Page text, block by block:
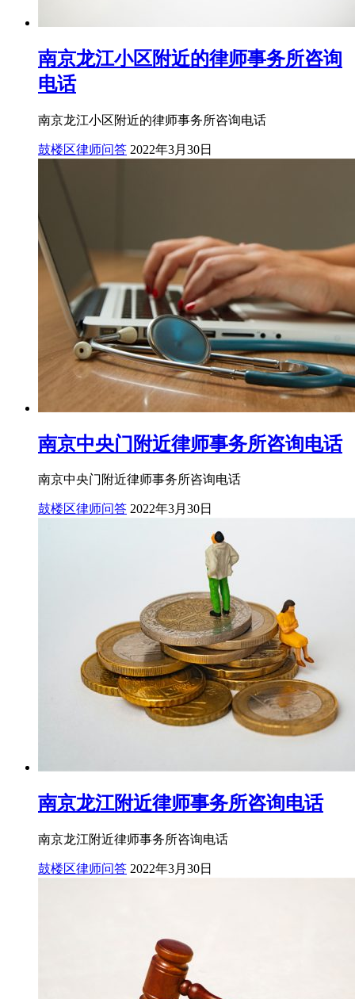
南京龙江小区附近的律师事务所咨询
电话
南京龙江小区附近的律师事务所咨询电话
鼓楼区律师问答 2022年3月30日
南京中央门附近律师事务所咨询电话
南京中央门附近律师事务所咨询电话
鼓楼区律师问答 2022年3月30日
南京龙江附近律师事务所咨询电话
南京龙江附近律师事务所咨询电话
鼓楼区律师问答 2022年3月30日